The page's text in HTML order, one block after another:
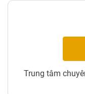
Trung tâm